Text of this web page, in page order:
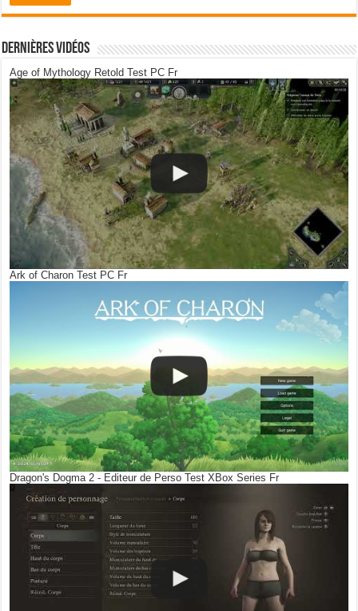
Dernières Vidéos
Age of Mythology Retold Test PC Fr
Ark of Charon Test PC Fr
Dragon's Dogma 2 - Editeur de Perso Test XBox Series Fr